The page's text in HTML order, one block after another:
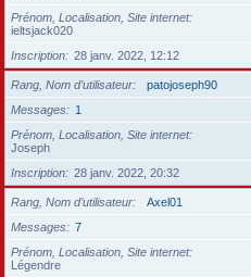
Prénom, Localisation, Site internet
ieltsjack020
Inscription
28 janv. 2022, 12:12
Rang, Nom d’utilisateur
patojoseph90
Messages
1
Prénom, Localisation, Site internet
Joseph
Inscription
28 janv. 2022, 20:32
Rang, Nom d’utilisateur
Axel01
Messages
7
Prénom, Localisation, Site internet
Légendre